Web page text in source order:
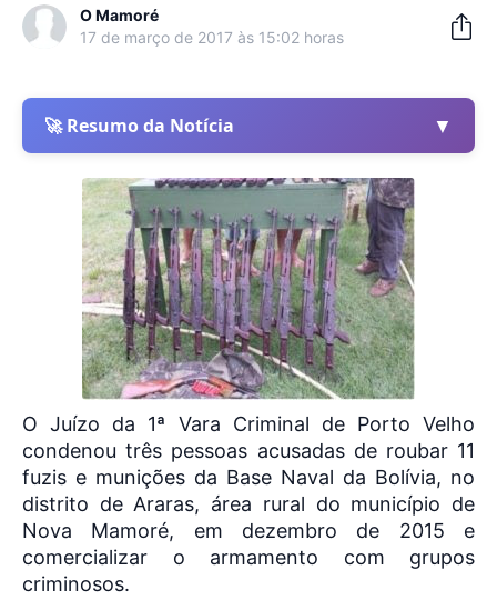
O Mamoré
17 de março de 2017 às 15:02 horas
🚀 Resumo da Notícia ▼
O Juízo da 1ª Vara Criminal de Porto Velho
condenou três pessoas acusadas de roubar 11
fuzis e munições da Base Naval da Bolívia, no
distrito de Araras, área rural do município de
Nova Mamoré, em dezembro de 2015 e
comercializar o armamento com grupos
criminosos.